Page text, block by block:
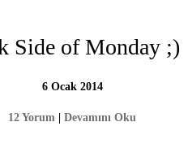
Side of Monday ;)
6 Ocak 2014
12 Yorum Devamını Oku